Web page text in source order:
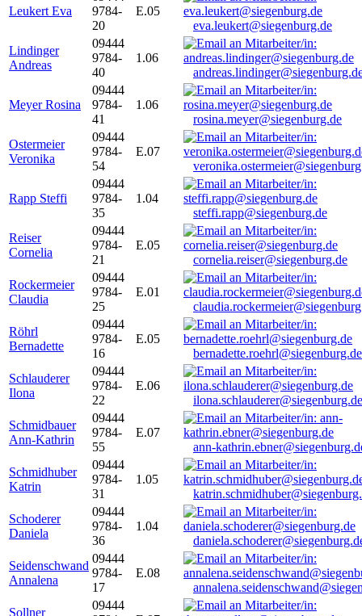
Leukert Eva
9784-
20
E.05
eva.leukert@siegenburg.de
Lindinger
Andreas
09444
9784-
40
1.06
Meyer Rosina
09444
9784-
41
1.06
rosina.meyer@siegenburg.de
Ostermeier
Veronika
09444
9784-
54
E.07
Rapp Steffi
09444
9784-
35
1.04
steffi.rapp@siegenburg.de
Reiser
Cornelia
09444
9784-
21
E.05
cornelia.reiser@siegenburg.de
Rockermeier
Claudia
09444
9784-
25
E.01
Röhrl
Bernadette
09444
9784-
16
E.05
bernadette.roehrl@siegenburg.de
Schlauderer
Ilona
09444
9784-
22
E.06
ilona.schlauderer@siegenburg.de
Schmidbauer
Ann-Kathrin
09444
9784-
55
E.07
ann-
Schmidhuber
Katrin
09444
9784-
31
1.05
Schoderer
Daniela
09444
9784-
36
1.04
Seidenschwand
Annalena
09444
9784-
17
E.08
Sollner
09444